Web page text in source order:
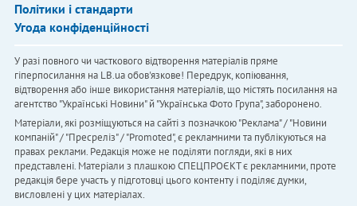
Політики і стандарти
Угода конфіденційності
У разі повного чи часткового відтворення матеріалів пряме
гіперпосилання на LB.ua обов'язкове! Передрук, копіювання,
відтворення або інше використання матеріалів, що містять посилання на
агентство "Українськi Новини" й "Українська Фото Група", заборонено.
Матеріали, які розміщуються на сайті з позначкою "Реклама" / "Новини
компаній" / "Пресреліз" / "Promoted", є рекламними та публікуються на
правах реклами. Редакція може не поділяти погляди, які в них
представлені. Матеріали з плашкою СПЕЦПРОЄКТ є рекламними, проте
редакція бере участь у підготовці цього контенту і поділяє думки,
висловлені у цих матеріалах.